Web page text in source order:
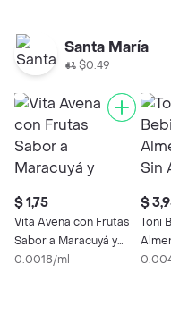
Santa María
$0.49
$ 1,75
Vita Avena con Frutas
Sabor a Maracuyá y
Naranjilla
0.0018/ml
$
Toni